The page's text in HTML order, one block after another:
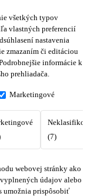
všetkých typov
vlastných preferencií
nastavenia
zmazaním či editáciou
informácie k
prehliadača.
Marketingové
(7)
webovej stránky ako
údajov alebo
umožnia prispôsobiť